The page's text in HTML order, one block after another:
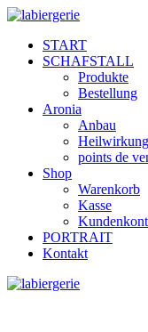
START
SCHAFSTALL
Produkte
Bestellung
Aronia
Anbau
Heilwirkung
points de
Shop
Warenkorb
Kasse
PORTRAIT
Kontakt